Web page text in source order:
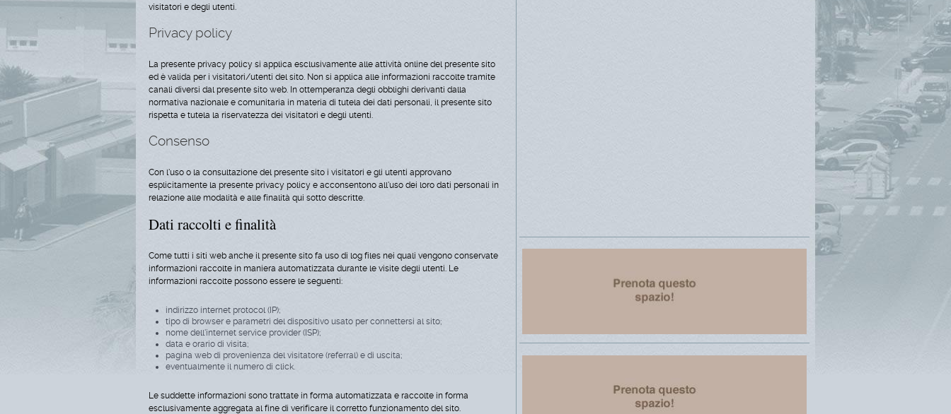
visitatori e degli utenti.
Privacy policy
La presente privacy policy si applica esclusivamente alle attività online del presente sito
ed è valida per i visitatori/utenti del sito. Non si applica alle informazioni raccolte tramite
canali diversi dal presente sito web. In ottemperanza degli obblighi derivanti dalla
normativa nazionale e comunitaria in materia di tutela dei dati personali, il presente sito
rispetta e tutela la riservatezza dei visitatori e degli utenti.
Consenso
Con l'uso o la consultazione del presente sito i visitatori e gli utenti approvano
esplicitamente la presente privacy policy e acconsentono all'uso dei loro dati personali in
relazione alle modalità e alle finalità qui sotto descritte.
Dati raccolti e finalità
Come tutti i siti web anche il presente sito fa uso di log files nei quali vengono conservate
informazioni raccolte in maniera automatizzata durante le visite degli utenti. Le
informazioni raccolte possono essere le seguenti:
indirizzo internet protocol (IP);
tipo di browser e parametri del dispositivo usato per connettersi al sito;
nome dell'internet service provider (ISP);
data e orario di visita;
pagina web di provenienza del visitatore (referral) e di uscita;
eventualmente il numero di click.
Le suddette informazioni sono trattate in forma automatizzata e raccolte in forma
esclusivamente aggregata al fine di verificare il corretto funzionamento del sito.